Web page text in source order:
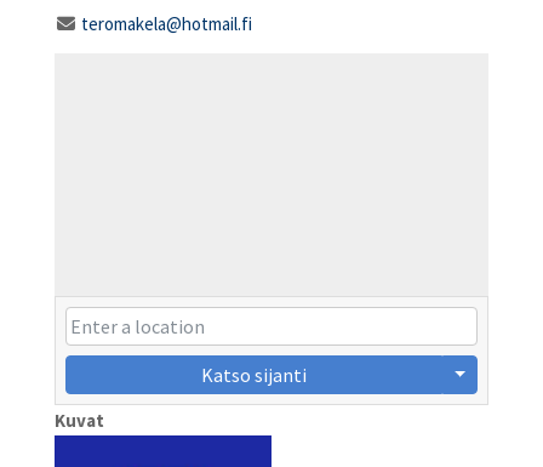
teromakela@hotmail.fi
Katso sijanti
Kuvat